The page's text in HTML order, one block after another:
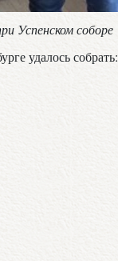
Успенском соборе
удалось собрать: